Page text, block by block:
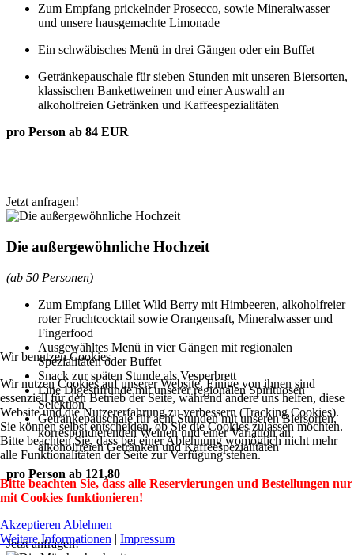
Zum Empfang prickelnder Prosecco, sowie Mineralwasser
und unsere hausgemachte Limonade
Ein schwäbisches Menü in drei Gängen oder ein Buffet
Getränkepauschale für sieben Stunden mit unseren Biersorten,
klassischen Bankettweinen und einer Auswahl an
alkoholfreien Getränken und Kaffeespezialitäten
pro Person ab 84 EUR
Jetzt anfragen!
Die außergewöhnliche Hochzeit
(ab 50 Personen)
Zum Empfang Lillet Wild Berry mit Himbeeren, alkoholfreier
roter Fruchtcocktail sowie Orangensaft, Mineralwasser und
Fingerfood
Ausgewähltes Menü in vier Gängen mit regionalen
Spezialitäten oder Buffet
Snack zur späten Stunde als Vesperbrett
Eine Digestifrunde mit unserer regionalen Spirituosen
Selektion
Getränkepauschale für acht Stunden mit unseren Biersorten,
korrespondierenden Weinen und einer Variation an
alkoholfreien Getränken und Kaffeespezialitäten
pro Person ab 121,80
Jetzt anfragen!
Wir benutzen Cookies
Wir nutzen Cookies auf unserer Website. Einige von ihnen sind
essenziell für den Betrieb der Seite, während andere uns helfen, diese
Website und die Nutzererfahrung zu verbessern (Tracking Cookies).
Sie können selbst entscheiden, ob Sie die Cookies zulassen möchten.
Bitte beachten Sie, dass bei einer Ablehnung womöglich nicht mehr
alle Funktionalitäten der Seite zur Verfügung stehen.
Bitte beachten Sie, dass alle Reservierungen und Bestellungen nur
mit Cookies funktionieren!
Akzeptieren Ablehnen
Weitere Informationen | Impressum